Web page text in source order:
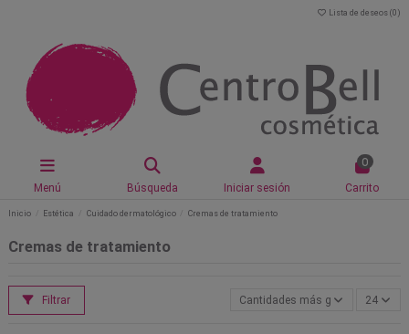
Lista de deseos (0 )
Menú Búsqueda Iniciar sesión
0
Carrito
Inicio Estética Cuidado dermatológico Cremas de tratamiento
Cremas de tratamiento
Filtrar Cantidades más grandes primero
24